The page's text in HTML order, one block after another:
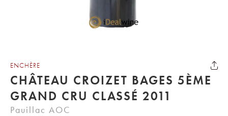
ENCHÈRE
CHÂTEAU CROIZET BAGES 5ÈME
GRAND CRU CLASSÉ 2011
Pauillac AOC